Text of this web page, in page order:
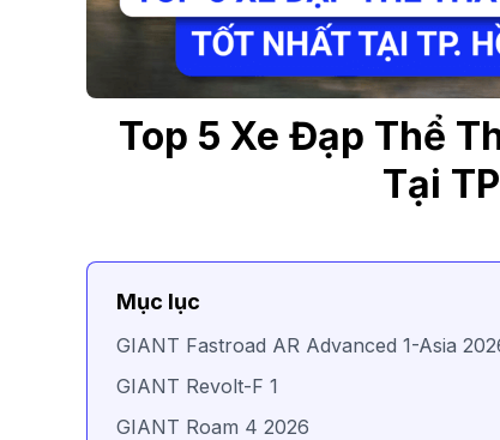
Top 5 Xe Đạp Thể
Tại
Mục lục
GIANT Fastroad AR Advanced 1-Asia
GIANT Revolt-F 1
GIANT Roam 4 2026